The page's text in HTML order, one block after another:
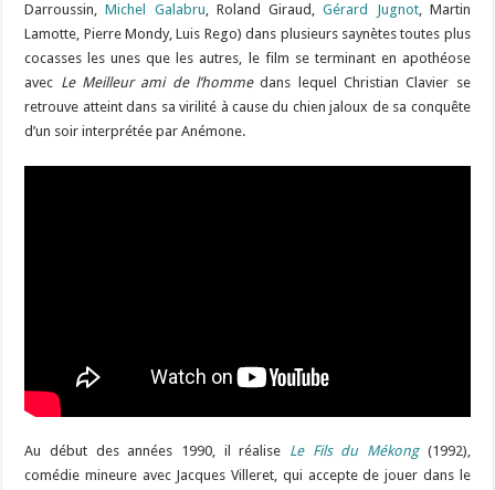
Darroussin,Michel Galabru, Roland Giraud,Gérard Jugnot, Martin
Lamotte, Pierre Mondy, Luis Rego) dans plusieurs saynètes toutes plus
cocasses les unes que les autres, le film se terminant en apothéose
avec Le Meilleur ami de l’hommedans lequel Christian Clavier se
retrouve atteint dans sa virilité à cause du chien jaloux de sa conquête
d’un soir interprétée par Anémone.
Au début des années 1990, il réalise Le Fils du Mékong(1992),
comédie mineure avec Jacques Villeret, qui accepte de jouer dans le